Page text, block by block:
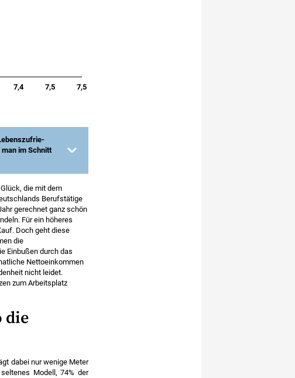
im Schnitt
die mit dem
Berufstätige
gerechnet ganz schön
Für ein höheres
Doch geht diese
die
Einbußen durch das
Nettoeinkommen
nicht leidet.
zum Arbeitsplatz
die
dabei nur wenige Meter
Modell, 74% der